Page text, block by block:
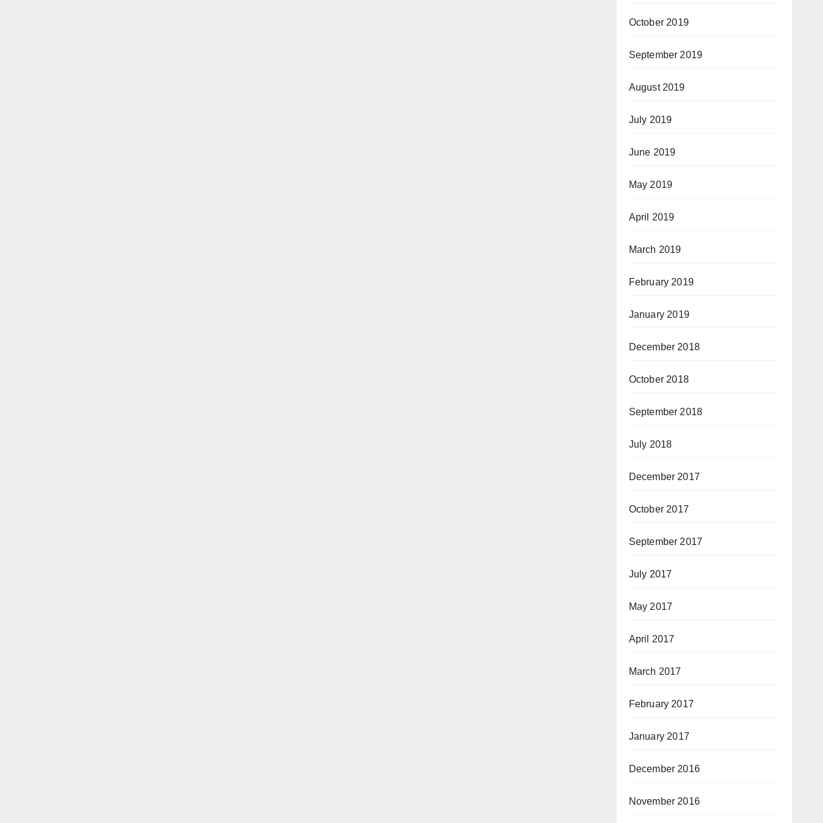
October 2019
September 2019
August 2019
July 2019
June 2019
May 2019
April 2019
March 2019
February 2019
January 2019
December 2018
October 2018
September 2018
July 2018
December 2017
October 2017
September 2017
July 2017
May 2017
April 2017
March 2017
February 2017
January 2017
December 2016
November 2016